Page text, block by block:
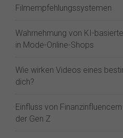
Filmempfehlungssystemen
Wahrnehmung von KI-
in Mode-Online-Shops
Wie wirken Videos eines
dich?
Einfluss von
der Gen Z⁠